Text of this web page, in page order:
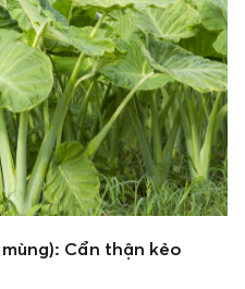
Cẩn thận kẻo